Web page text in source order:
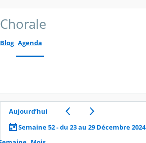
Chorale
Blog Agenda
Aujourd’hui
Semaine 52 - du 23 au 29 Décembre 2024